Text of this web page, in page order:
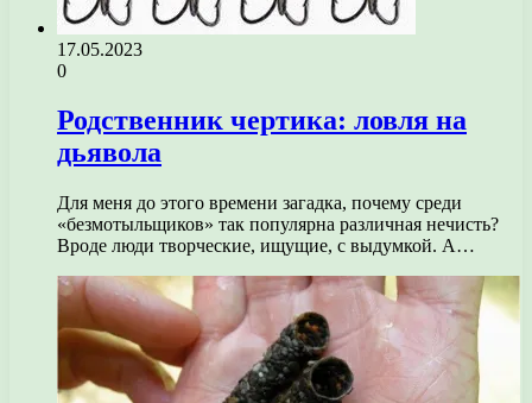
17.05.2023
0
Родственник чертика: ловля на
дьявола
Для меня до этого времени загадка, почему среди
«безмотыльщиков» так популярна различная нечисть?
Вроде люди творческие, ищущие, с выдумкой. А…